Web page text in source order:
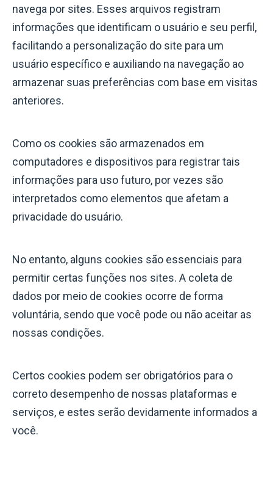
navega por sites. Esses arquivos registram
informações que identificam o usuário e seu perfil,
facilitando a personalização do site para um
usuário específico e auxiliando na navegação ao
armazenar suas preferências com base em visitas
anteriores.
Como os cookies são armazenados em
computadores e dispositivos para registrar tais
informações para uso futuro, por vezes são
interpretados como elementos que afetam a
privacidade do usuário.
No entanto, alguns cookies são essenciais para
permitir certas funções nos sites. A coleta de
dados por meio de cookies ocorre de forma
voluntária, sendo que você pode ou não aceitar as
nossas condições.
Certos cookies podem ser obrigatórios para o
correto desempenho de nossas plataformas e
serviços, e estes serão devidamente informados a
você.